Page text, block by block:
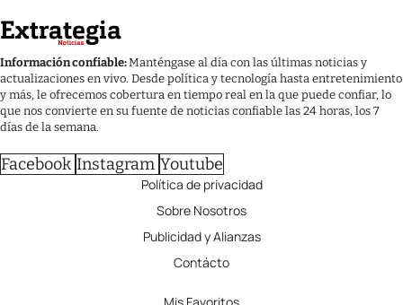
Información confiable:Manténgase al día con las últimas noticias y
actualizaciones en vivo. Desde política y tecnología hasta entretenimiento
y más, le ofrecemos cobertura en tiempo real en la que puede confiar, lo
que nos convierte en su fuente de noticias confiable las 24 horas, los 7
días de la semana.
Facebook Instagram Youtube
Política de privacidad
Sobre Nosotros
Publicidad y Alianzas
Contácto